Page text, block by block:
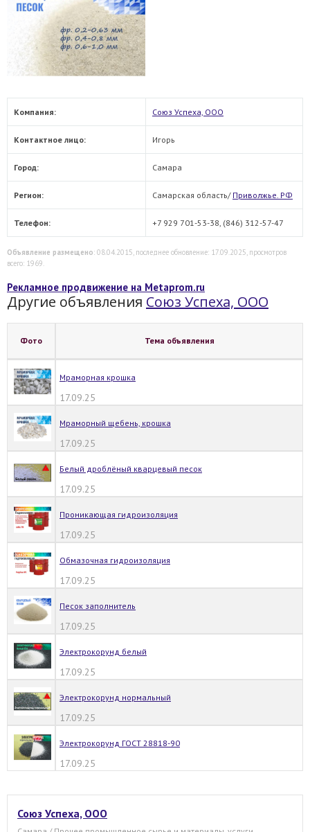
Компания: Союз Успеха, ООО
Контактное лицо: Игорь
Город: Самара
Регион: Самарская область/ Приволжье. РФ
Телефон: +7 929 701-53-38, (846) 312-57-47
Объявление размещено: 08.04.2015, последнее обновление: 17.09.2025, просмотров
всего: 1969.
Рекламное продвижение на Metaprom.ru
Другие объявления Союз Успеха, ООО
Фото Тема объявления
Мраморная крошка
17.09.25
Мраморный щебень, крошка
17.09.25
Белый дроблёный кварцевый песок
17.09.25
Проникающая гидроизоляция
17.09.25
Обмазочная гидроизоляция
17.09.25
Песок заполнитель
17.09.25
Электрокорунд белый
17.09.25
Электрокорунд нормальный
17.09.25
Электрокорунд ГОСТ 28818-90
17.09.25
Союз Успеха, ООО